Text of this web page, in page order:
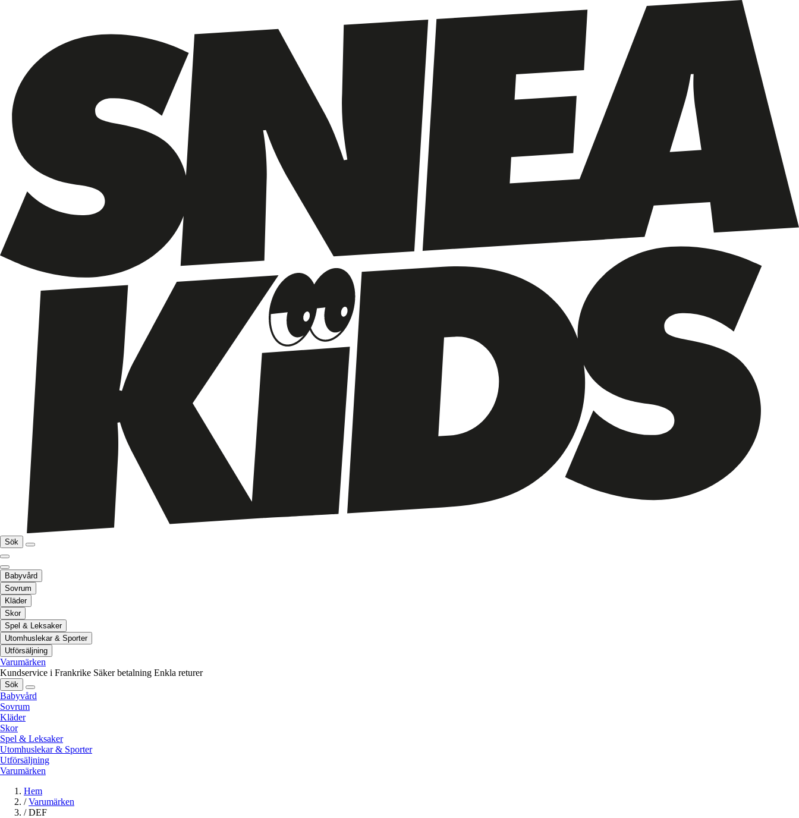
Sök
Babyvård
Sovrum
Kläder
Skor
Spel & Leksaker
Utomhuslekar & Sporter
Utförsäljning
Varumärken
Kundservice i Frankrike Säker betalning Enkla returer
Sök
Babyvård
Sovrum
Kläder
Skor
Spel & Leksaker
Utomhuslekar & Sporter
Utförsäljning
Varumärken
Hem
/ Varumärken
/ DEF